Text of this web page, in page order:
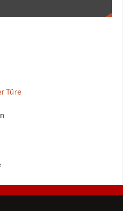
Türe